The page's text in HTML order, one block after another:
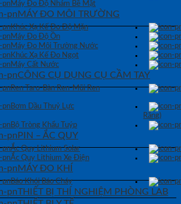
Máy Đo Độ Nhám Bề Mặt
MÁY ĐO MÔI TRƯỜNG
Khúc Xạ Kế Đo Độ Mặn
Máy Đo Độ Ồn
Máy Đo Môi Trường Nước
Khúc Xạ Kế Đo Ngọt
Máy Cất Nước
CÔNG CỤ DỤNG CỤ CẦM TAY
Ren Taro-Bàn Ren-Mũi Ren
Bơm Dầu Thuỷ Lực
Răng)
Bộ Tròng Khẩu Tuýp
PIN – ẮC QUY
Ắc Quy Lithium Solar
Ắc Quy Lithium Xe Điện
MÁY ĐO KHÍ
Báo Khói Báo Cháy
THIẾT BỊ THÍ NGHIỆM PHÒNG LAB